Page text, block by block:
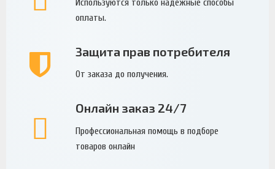
Используются только надежные способы
оплаты.
Защита прав потребителя
От заказа до получения.
Онлайн заказ 24/7
Профессиональная помощь в подборе
товаров онлайн